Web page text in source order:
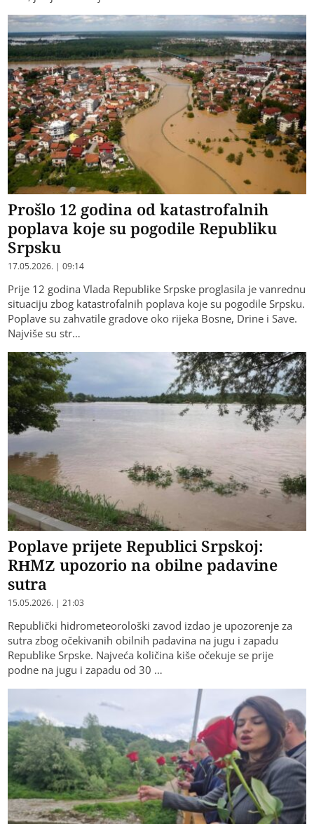
Prošlo 12 godina od katastrofalnih
poplava koje su pogodile Republiku
Srpsku
17.05.2026. | 09:14
Prije 12 godina Vlada Republike Srpske proglasila je vanrednu
situaciju zbog katastrofalnih poplava koje su pogodile Srpsku.
Poplave su zahvatile gradove oko rijeka Bosne, Drine i Save.
Najviše su str…
Poplave prijete Republici Srpskoj:
RHMZ upozorio na obilne padavine
sutra
15.05.2026. | 21:03
Republički hidrometeorološki zavod izdao je upozorenje za
sutra zbog očekivanih obilnih padavina na jugu i zapadu
Republike Srpske. Najveća količina kiše očekuje se prije
podne na jugu i zapadu od 30 …